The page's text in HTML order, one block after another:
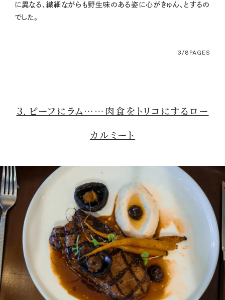
に異なる、繊細ながらも野生味のある姿に心がきゅん、とするの
でした。
3/8 PAGES
３．ビーフにラム……肉食をトリコにするロー
カルミート